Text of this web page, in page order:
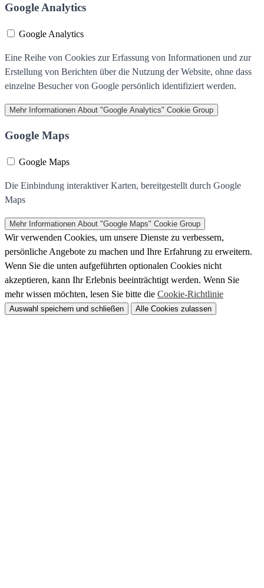
Google Analytics
Google Analytics
Eine Reihe von Cookies zur Erfassung von Informationen und zur
Erstellung von Berichten über die Nutzung der Website, ohne dass
einzelne Besucher von Google persönlich identifiziert werden.
Mehr Informationen About "Google Analytics" Cookie Group
Google Maps
Google Maps
Die Einbindung interaktiver Karten, bereitgestellt durch Google
Maps
Mehr Informationen About "Google Maps" Cookie Group
Wir verwenden Cookies, um unsere Dienste zu verbessern,
persönliche Angebote zu machen und Ihre Erfahrung zu erweitern.
Wenn Sie die unten aufgeführten optionalen Cookies nicht
akzeptieren, kann Ihr Erlebnis beeinträchtigt werden. Wenn Sie
mehr wissen möchten, lesen Sie bitte die Cookie-Richtlinie
Auswahl speichern und schließen Alle Cookies zulassen